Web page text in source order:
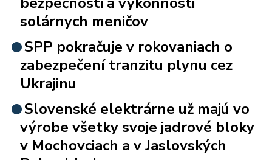
solárnych meničov
SPP pokračuje v rokovaniach o
zabezpečení tranzitu plynu cez
Ukrajinu
Slovenské elektrárne už majú vo
výrobe všetky svoje jadrové bloky
v Mochovciach a v Jaslovských